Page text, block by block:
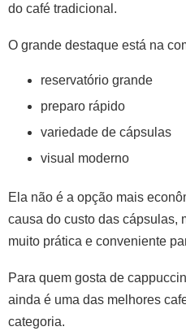
do café tradicional.
O grande destaque está na
reservatório grande
preparo rápido
variedade de cápsulas
visual moderno
Ela não é a opção mais
causa do custo das cápsulas,
muito prática e conveniente
Para quem gosta de
ainda é uma das melhores
categoria.